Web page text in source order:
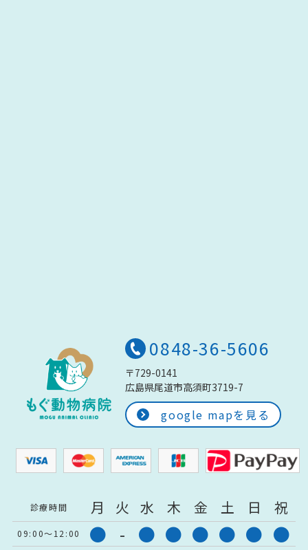
0848-36-5606
〒729-0141
広島県尾道市高須町3719-7
google mapを見る
診療時間 月 火 水 木 金 土 日 祝
09:00～12:00 ● - ● ● ● ● ● ●